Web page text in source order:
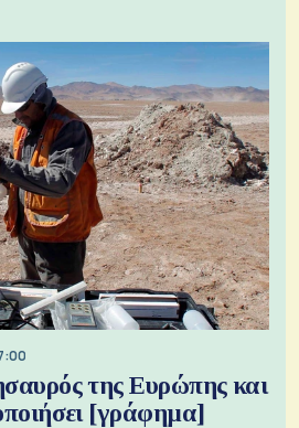
της Ευρώπης και
[γράφημα]